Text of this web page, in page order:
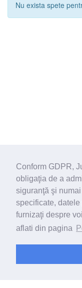
Conform GDPR,
obligaţia de a
siguranţă şi
specificate,
furnizaţi despre
aflati din pagina
Nu exista spete
© 2026 -